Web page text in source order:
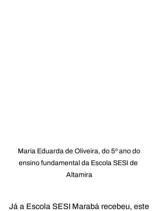
Maria Eduarda de Oliveira, do 5º ano do
ensino fundamental da Escola SESI de
Altamira
Já a Escola SESI Marabá recebeu, este